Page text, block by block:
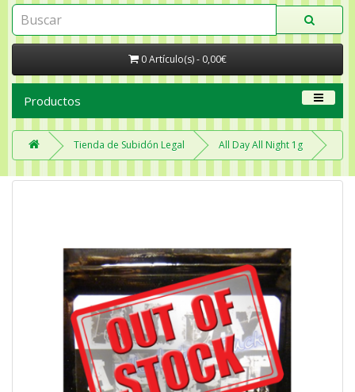
0 Artículo(s) - 0,00€
Productos
Tienda de Subidón Legal All Day All Night 1g